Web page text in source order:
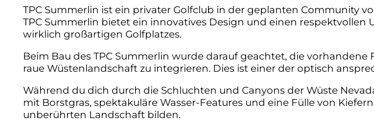
TPC Summerlin ist ein privater Golfclub in der geplanten Community
TPC Summerlin bietet ein innovatives Design und einen
wirklich großartigen Golfplatzes.
Beim Bau des TPC Summerlin wurde darauf geachtet, die
raue Wüstenlandschaft zu integrieren. Dies ist einer der optisch
Während du dich durch die Schluchten und Canyons der Wüste
mit Borstgras, spektakuläre Wasser-Features und eine Fülle von
unberührten Landschaft bilden.